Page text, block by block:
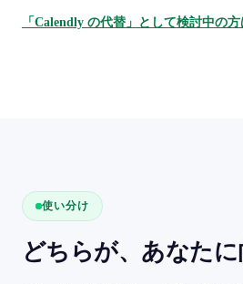
「Calendly の代替」として検討中の
使い分け
どちらが、あなたに